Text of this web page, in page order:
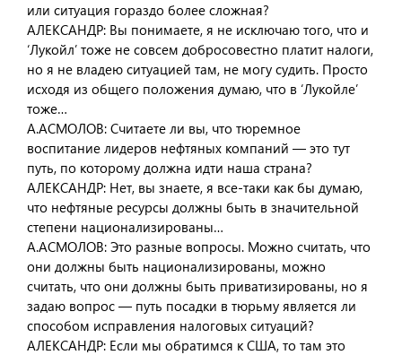
или ситуация гораздо более сложная?
АЛЕКСАНДР: Вы понимаете, я не исключаю того, что и
‘Лукойл’ тоже не совсем добросовестно платит налоги,
но я не владею ситуацией там, не могу судить. Просто
исходя из общего положения думаю, что в ‘Лукойле’
тоже…
А.АСМОЛОВ: Считаете ли вы, что тюремное
воспитание лидеров нефтяных компаний — это тут
путь, по которому должна идти наша страна?
АЛЕКСАНДР: Нет, вы знаете, я все-таки как бы думаю,
что нефтяные ресурсы должны быть в значительной
степени национализированы…
А.АСМОЛОВ: Это разные вопросы. Можно считать, что
они должны быть национализированы, можно
считать, что они должны быть приватизированы, но я
задаю вопрос — путь посадки в тюрьму является ли
способом исправления налоговых ситуаций?
АЛЕКСАНДР: Если мы обратимся к США, то там это